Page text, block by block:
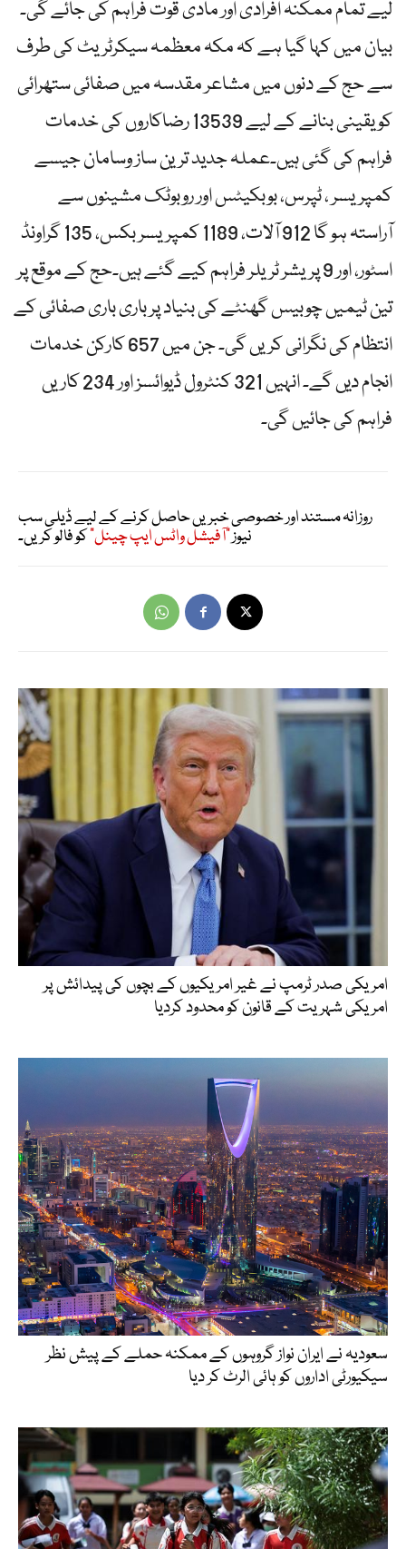
لیے تمام ممکنہ افرادی اور مادی قوت فراہم کی جائے گی۔
بیان میں کہا گیا ہے کہ مکہ معظمہ سیکرٹریٹ کی طرف
سے حج کے دنوں میں مشاعر مقدسہ میں صفائی ستھرائی
کو یقینی بنانے کے لیے 13539 رضاکاروں کی خدمات
فراہم کی گئی ہیں۔عملہ جدید ترین ساز وسامان جیسے
کمپریسر ، ٹپرس، بوبکیٹس اور روبوٹک مشینوں سے
آراستہ ہو گا 912 آلات، 1189 کمپریسر بکس، 135 گراونڈ
اسٹور، اور 9 پریشر ٹریلر فراہم کیے گئے ہیں۔حج کے موقع پر
تین ٹیمیں چوبیس گھنٹے کی بنیاد پر باری باری صفائی کے
انتظام کی نگرانی کریں گی۔ جن میں 657 کارکن خدمات
انجام دیں گے۔ انہیں 321 کنٹرول ڈیوائسز اور 234 کاریں
فراہم کی جائیں گی۔
روزانہ مستند اور خصوصی خبریں حاصل کرنے کے لیے ڈیلی سب
نیوز"آفیشل واٹس ایپ چینل"کو فالو کریں۔
امریکی صدر ٹرمپ نے غیر امریکیوں کے بچوں کی پیدائش پر
امریکی شہریت کے قانون کو محدود کردیا
سعودیہ نے ایران نواز گروہوں کے ممکنہ حملے کے پیش نظر
سیکیورٹی اداروں کو ہائی الرٹ کر دیا